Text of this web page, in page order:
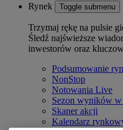
Rynek Toggle submenu
Trzymaj rękę na pulsie
Śledź najświeższe
inwestorów oraz
Podsumowanie
NonStop
Notowania Live
Sezon wyników
Skaner akcji
Kalendarz